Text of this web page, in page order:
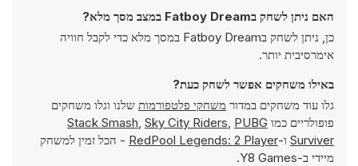
האם ניתן לשחק בFatboy Dream במצב מסך מלא?
כן, ניתן לשחק בFatboy Dream במסך מלא כדי לקבל חוויה
אימרסיבית יותר.
באילו משחקים אפשר לשחק כעת?
גלו עוד משחקים במדור משחקי פלטפורמות שלנו וגלו משחקים
פופולריים כמו
Stack Smash, Sky City Riders, PUBG
Surviver ו-RedPool Legends: 2 Player - הכל זמין למשחק
מיידי ב-Y8 Games.